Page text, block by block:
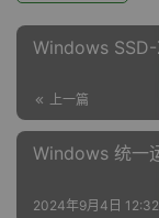
Windows SSD-
上一篇
Windows 统一
2024年9月4日 12:32